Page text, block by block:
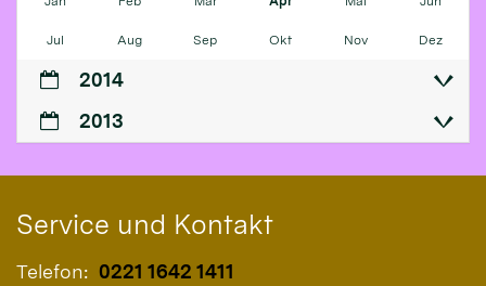
Jul Aug Sep Okt Nov Dez
2014
2013
Service und Kontakt
Telefon: 0221 1642 1411